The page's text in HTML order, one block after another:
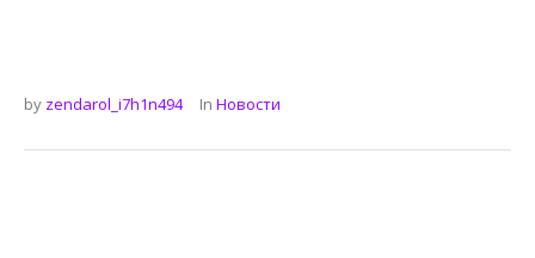
by zendarol_i7h1n494 In Новости